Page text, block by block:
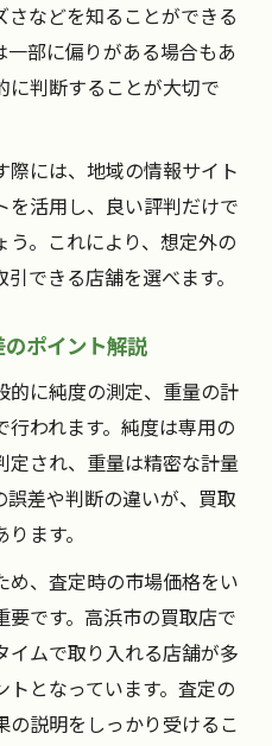
さなどを知ることができる
部に偏りがある場合もあ
に判断することが大切で
には、地域の情報サイト
を活用し、良い評判だけで
。これにより、想定外の
できる店舗を選べます。
ポイント解説
的に純度の測定、重量の計
われます。純度は専用の
され、重量は精密な計量
差や判断の違いが、買取
ます。
め、査定時の市場価格をい
です。高浜市の買取店で
イムで取り入れる店舗が多
となっています。査定の
説明をしっかり受けるこ